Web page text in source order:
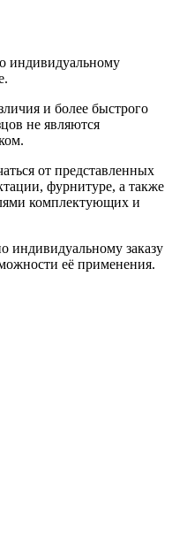
индивидуальному
и более быстрого
не являются
от представленных
фурнитуре, а также
комплектующих и
индивидуальному заказу
её применения.